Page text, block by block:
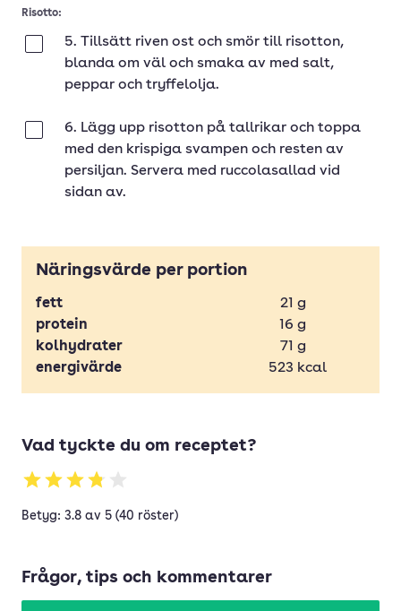
Risotto:
5. Tillsätt riven ost och smör till risotton,
blanda om väl och smaka av med salt,
peppar och tryffelolja.
6. Lägg upp risotton på tallrikar och toppa
med den krispiga svampen och resten av
persiljan. Servera med ruccolasallad vid
sidan av.
Näringsvärde per portion
fett 21 g
protein
16 g
kolhydrater
71 g
energivärde
523 kcal
Vad tyckte du om receptet?
Betyg: 3.8 av 5 (40 röster)
Frågor, tips och kommentarer